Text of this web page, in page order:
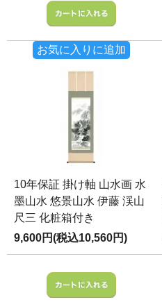
お気に入りに追加
10年保証 掛け軸 山水画 水
墨山水 悠景山水 伊藤 渓山
尺三 化粧箱付き
9,600円(税込10,560円)